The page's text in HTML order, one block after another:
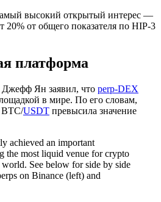
высокий открытый интерес —
20% от общего показателя по HIP-3
платформа
Джефф Ян заявил, что perp-DEX
в мире. По его словам,
BTC/USDT превысила значение
achieved an important
the most liquid venue for crypto
See below for side by side
on Binance (left) and